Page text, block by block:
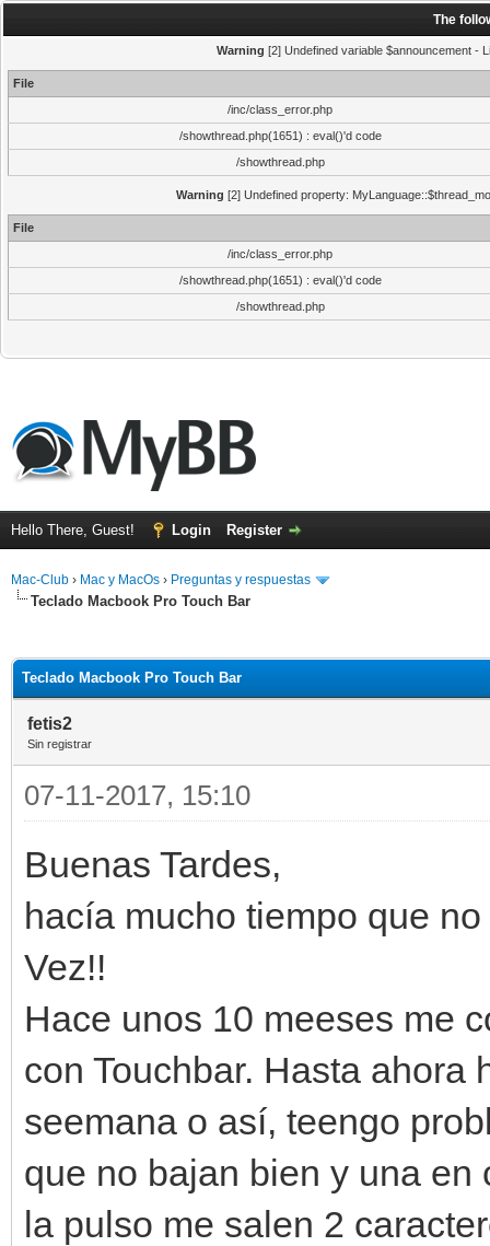
The
Warning [2] Undefined variable $announcement -
File
/inc/class_error.php
/showthread.php(1651) : eval()'d code
/showthread.php
Warning [2] Undefined property:
File
/inc/class_error.php
/showthread.php(1651) : eval()'d code
/showthread.php
Hello There, Guest! Login Register
Mac-Club › Mac y MacOs › Preguntas y respuestas
Teclado Macbook Pro Touch Bar
Teclado Macbook Pro Touch Bar
fetis2
Sin registrar
07-11-2017, 15:10
Buenas Tardes,
hacía mucho tiempo que
Vez!!
Hace unos 10 meeses me
con Touchbar. Hasta ahora
seemana o así, teengo
que no bajan bien y una
la pulso me salen 2